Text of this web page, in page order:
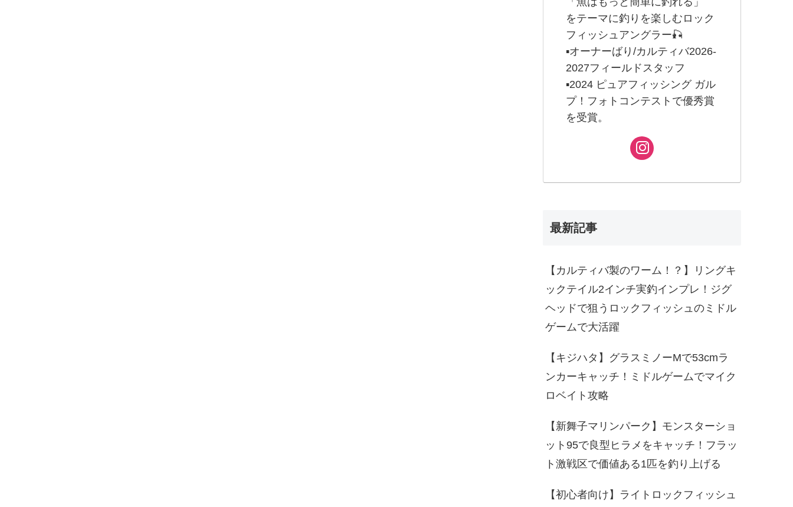
をテーマに釣りを楽しむロック
フィッシュアングラー🎣
▪︎オーナーばり/カルティバ2026-
2027フィールドスタッフ
▪︎2024 ピュアフィッシング ガル
プ！フォトコンテストで優秀賞
を受賞。
最新記事
【カルティバ製のワーム！？】リングキ
ックテイル2インチ実釣インプレ！ジグ
ヘッドで狙うロックフィッシュのミドル
ゲームで大活躍
【キジハタ】グラスミノーMで53cmラ
ンカーキャッチ！ミドルゲームでマイク
ロベイト攻略
【新舞子マリンパーク】モンスターショ
ット95で良型ヒラメをキャッチ！フラッ
ト激戦区で価値ある1匹を釣り上げる
【初心者向け】ライトロックフィッシュ